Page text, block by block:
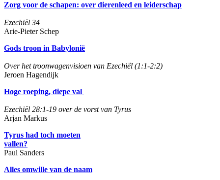
Zorg voor de schapen: over dierenleed en leiderschap
Ezechiël 34
Arie-Pieter Schep
Gods troon in Babylonië
Over het troonwagenvisioen van Ezechiël (1:1-2:2)
Jeroen Hagendijk
Hoge roeping, diepe val
Ezechiël 28:1-19 over de vorst van Tyrus
Arjan Markus
Tyrus had toch moeten
vallen?
Paul Sanders
Alles omwille van de naam